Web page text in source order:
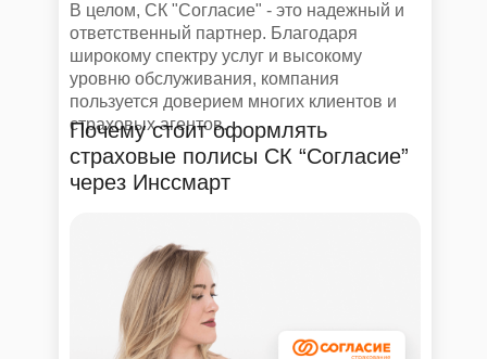
В целом, СК "Согласие" - это надежный и
ответственный партнер. Благодаря
широкому спектру услуг и высокому
уровню обслуживания, компания
пользуется доверием многих клиентов и
страховых агентов.
Почему стоит оформлять
страховые полисы СК “Согласие”
через Инссмарт